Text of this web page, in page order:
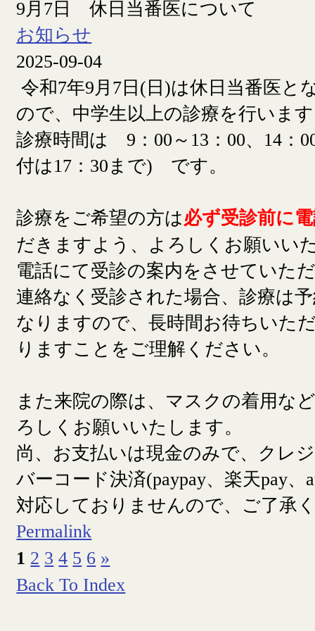
9月7日 休日当番医について
お知らせ
2025-09-04
令和7年9月7日(日)は休日当番医と
ので、中学生以上の診療を行います
診療時間は 9：00～13：00、14：
付は17：30まで) です。
診療をご希望の方は必ず受診前に
だきますよう、よろしくお願いい
電話にて受診の案内をさせていた
連絡なく受診された場合、診療は
なりますので、長時間お待ちいた
りますことをご理解ください。
また来院の際は、マスクの着用な
ろしくお願いいたします。
尚、お支払いは現金のみで、クレ
バーコード決済(paypay、楽天pay、
対応しておりませんので、ご了承
Permalink
1 2 3 4 5 6 »
Back To Index